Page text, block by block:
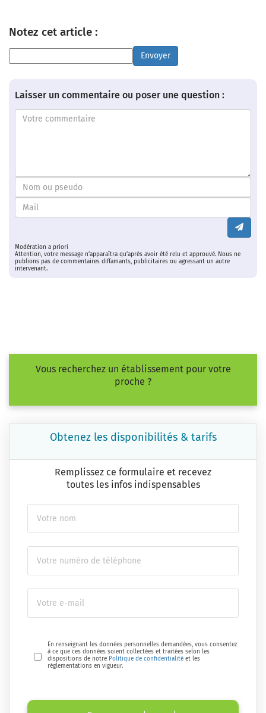
Notez cet article :
Envoyer
Laisser un commentaire ou poser une question :
Modération a priori
Attention, votre message n’apparaîtra qu’après avoir été relu et approuvé. Nous ne
publions pas de commentaires diffamants, publicitaires ou agressant un autre
intervenant.
Vous recherchez un établissement pour votre
proche ?
Obtenez les disponibilités & tarifs
Remplissez ce formulaire et recevez
toutes les infos indispensables
En renseignant les données personnelles demandées, vous consentez
à ce que ces données soient collectées et traitées selon les
dispositions de notre Politique de confidentialité et les
réglementations en vigueur.